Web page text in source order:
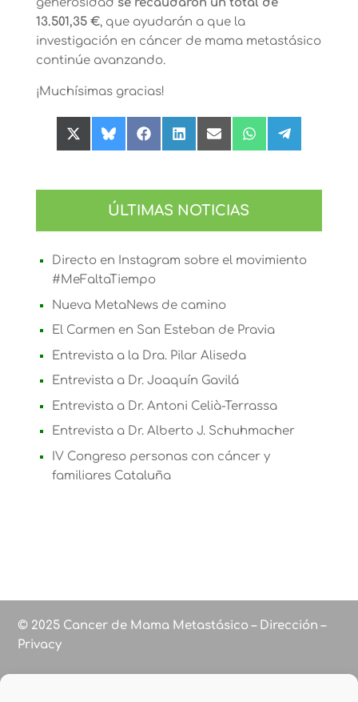
generosidad se recaudaron un total de
13.501,35 €, que ayudarán a que la
investigación en cáncer de mama metastásico
continúe avanzando.
¡Muchísimas gracias!
Compartir
en
Compartir
en
Compartir
en
Compartir
en
Compartir
en
Compartir
en
Compartir
en
ÚLTIMAS NOTICIAS
Directo en Instagram sobre el movimiento
#MeFaltaTiempo
Nueva MetaNews de camino
El Carmen en San Esteban de Pravia
Entrevista a la Dra. Pilar Aliseda
Entrevista a Dr. Joaquín Gavilá
Entrevista a Dr. Antoni Celià-Terrassa
Entrevista a Dr. Alberto J. Schuhmacher
IV Congreso personas con cáncer y
familiares Cataluña
© 2025 Cancer de Mama Metastásico – Dirección –
Privacy